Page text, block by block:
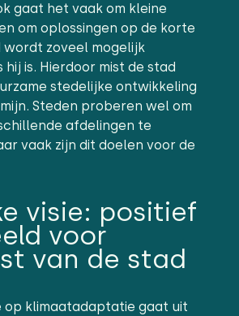
gaat het vaak om kleine
om oplossingen op de korte
wordt zoveel mogelijk
hij is. Hierdoor mist de stad
stedelijke ontwikkeling
Steden proberen wel om
afdelingen te
vaak zijn dit doelen voor de
visie: positief
voor
van de stad
op klimaatadaptatie gaat uit